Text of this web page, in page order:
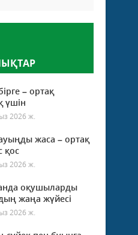
– ортақ
үшін
2026 ж.
жаса – ортақ
қос
2026 ж.
оқушыларды
жаңа жүйесі
2026 ж.